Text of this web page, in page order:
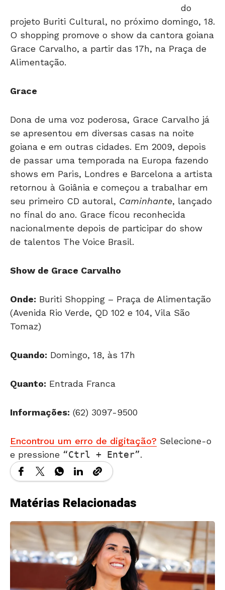
do
projeto Buriti Cultural, no próximo domingo, 18.
O shopping promove o show da cantora goiana
Grace Carvalho, a partir das 17h, na Praça de
Alimentação.
Grace
Dona de uma voz poderosa, Grace Carvalho já
se apresentou em diversas casas na noite
goiana e em outras cidades. Em 2009, depois
de passar uma temporada na Europa fazendo
shows em Paris, Londres e Barcelona a artista
retornou à Goiânia e começou a trabalhar em
seu primeiro CD autoral, Caminhante, lançado
no final do ano. Grace ficou reconhecida
nacionalmente depois de participar do show
de talentos The Voice Brasil.
Show de Grace Carvalho
Onde: Buriti Shopping – Praça de Alimentação
(Avenida Rio Verde, QD 102 e 104, Vila São
Tomaz)
Quando: Domingo, 18, às 17h
Quanto: Entrada Franca
Informações: (62) 3097-9500
Encontrou um erro de digitação? Selecione-o
e pressione
Ctrl + Enter .
Matérias Relacionadas